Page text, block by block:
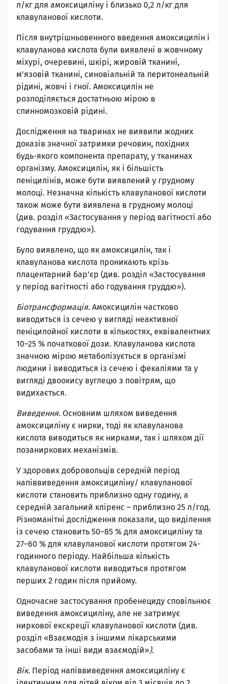
л/кг для амоксициліну і близько 0,2 л/кг для
клавуланової кислоти.
Після внутрішньовенного введення амоксицилін і
клавуланова кислота були виявлені в жовчному
міхурі, очеревині, шкірі, жировій тканині,
м’язовій тканині, синовіальній та перитонеальній
рідині, жовчі і гної. Амоксицилін не
розподіляється достатньою мірою в
спинномозковій рідині.
Дослідження на тваринах не виявили жодних
доказів значної затримки речовин, похідних
будь-якого компонента препарату, у тканинах
організму. Амоксицилін, як і більшість
пеніцилінів, може бути виявлений у грудному
молоці. Незначна кількість клавуланової кислоти
також може бути виявлена в грудному молоці
(див. розділ «Застосування у період вагітності або
годування груддю»).
Було виявлено, що як амоксицилін, так і
клавуланова кислота проникають крізь
плацентарний бар’єр (див. розділ «Застосування
у період вагітності або годування груддю»).
Біотрансформація. Амоксицилін частково
виводиться із сечею у вигляді неактивної
пеніцилойної кислоти в кількостях, еквівалентних
10–25 % початкової дози. Клавуланова кислота
значною мірою метаболізується в організмі
людини і виводиться із сечею і фекаліями та у
вигляді двоокису вуглецю з повітрям, що
видихається.
Виведення. Основним шляхом виведення
амоксициліну є нирки, тоді як клавуланова
кислота виводиться як нирками, так і шляхом дії
позаниркових механізмів.
У здорових добровольців середній період
напіввиведення амоксициліну/ клавуланової
кислоти становить приблизно одну годину, а
середній загальний кліренс – приблизно 25 л/год.
Різноманітні дослідження показали, що виділення
із сечею становить 50–85 % для амоксициліну та
27–60 % для клавуланової кислоти протягом 24-
годинного періоду. Найбільша кількість
клавуланової кислоти виводиться протягом
перших 2 годин після прийому.
Одночасне застосування пробенециду сповільнює
виведення амоксициліну, але не затримує
ниркової екскреції клавуланової кислоти (див.
розділ «Взаємодія з іншими лікарськими
засобами та інші види взаємодій»).
Вік. Період напіввиведення амоксициліну є